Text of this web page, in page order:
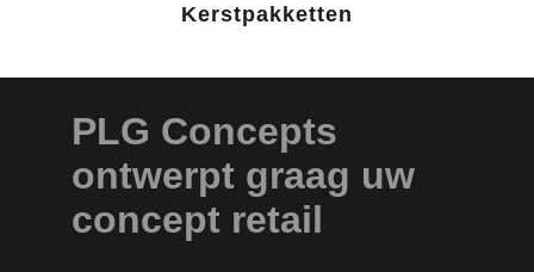
Kerstpakketten
PLG Concepts
ontwerpt graag uw
concept retail